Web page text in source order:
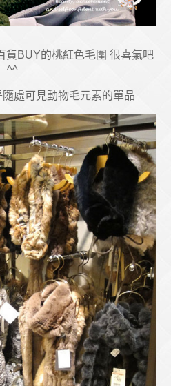
貨BUY的桃紅色毛圍 很喜氣吧
^^
處可見動物毛元素的單品